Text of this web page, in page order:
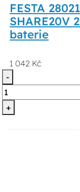
FESTA
SHARE20V
baterie
1 042 Kč
-
+